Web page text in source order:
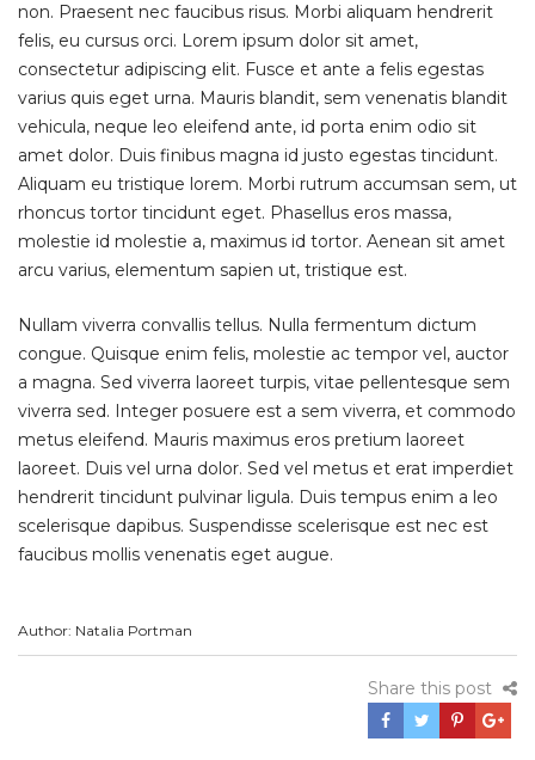
non. Praesent nec faucibus risus. Morbi aliquam hendrerit
felis, eu cursus orci. Lorem ipsum dolor sit amet,
consectetur adipiscing elit. Fusce et ante a felis egestas
varius quis eget urna. Mauris blandit, sem venenatis blandit
vehicula, neque leo eleifend ante, id porta enim odio sit
amet dolor. Duis finibus magna id justo egestas tincidunt.
Aliquam eu tristique lorem. Morbi rutrum accumsan sem, ut
rhoncus tortor tincidunt eget. Phasellus eros massa,
molestie id molestie a, maximus id tortor. Aenean sit amet
arcu varius, elementum sapien ut, tristique est.
Nullam viverra convallis tellus. Nulla fermentum dictum
congue. Quisque enim felis, molestie ac tempor vel, auctor
a magna. Sed viverra laoreet turpis, vitae pellentesque sem
viverra sed. Integer posuere est a sem viverra, et commodo
metus eleifend. Mauris maximus eros pretium laoreet
laoreet. Duis vel urna dolor. Sed vel metus et erat imperdiet
hendrerit tincidunt pulvinar ligula. Duis tempus enim a leo
scelerisque dapibus. Suspendisse scelerisque est nec est
faucibus mollis venenatis eget augue.
Author: Natalia Portman
Share this post